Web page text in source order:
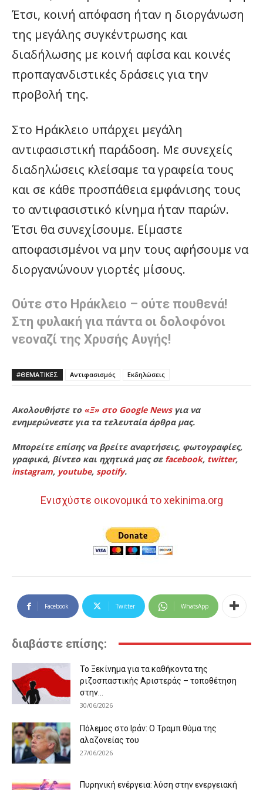
Έτσι, κοινή απόφαση ήταν η διοργάνωση
της μεγάλης συγκέντρωσης και
διαδήλωσης με κοινή αφίσα και κοινές
προπαγανδιστικές δράσεις για την
προβολή της.
Στο Ηράκλειο υπάρχει μεγάλη
αντιφασιστική παράδοση. Με συνεχείς
διαδηλώσεις κλείσαμε τα γραφεία τους
και σε κάθε προσπάθεια εμφάνισης τους
το αντιφασιστικό κίνημα ήταν παρών.
Έτσι θα συνεχίσουμε. Είμαστε
αποφασισμένοι να μην τους αφήσουμε να
διοργανώνουν γιορτές μίσους.
Ούτε στο Ηράκλειο – ούτε πουθενά!
Στη φυλακή για πάντα οι δολοφόνοι
νεοναζί της Χρυσής Αυγής!
#ΘΕΜΑΤΙΚΈΣ Αντιφασισμός Εκδηλώσεις
Ακολουθήστε το «Ξ» στο Google Newsγια να
ενημερώνεστε για τα τελευταία άρθρα μας.
Μπορείτε επίσης να βρείτε αναρτήσεις, φωτογραφίες,
γραφικά, βίντεο και ηχητικά μας σε facebook, twitter,
instagram, youtube, spotify.
Ενισχύστε οικονομικά το xekinima.org
Facebook Twitter WhatsApp
διαβάστε επίσης:
Το Ξεκίνημα για τα καθήκοντα της
ριζοσπαστικής Αριστεράς – τοποθέτηση
στην...
30/06/2026
Πόλεμος στο Ιράν: Ο Τραμπ θύμα της
αλαζονείας του
27/06/2026
Πυρηνική ενέργεια: λύση στην ενεργειακή